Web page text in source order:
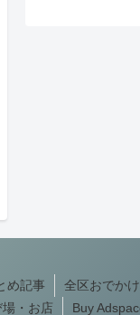
め記事 全区おでか
・お店
Buy